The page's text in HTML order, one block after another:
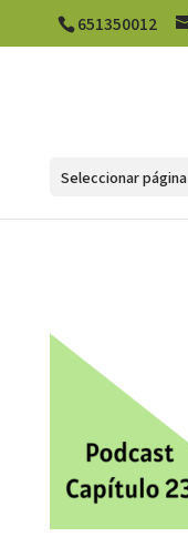
651350012
Seleccionar página